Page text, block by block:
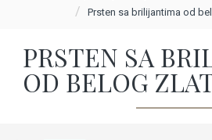
Prsten sa brilijantima od
PRSTEN SA
OD BELOG